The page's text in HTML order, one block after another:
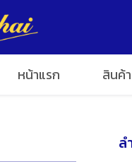
หน้าแรก สินค้า
ล